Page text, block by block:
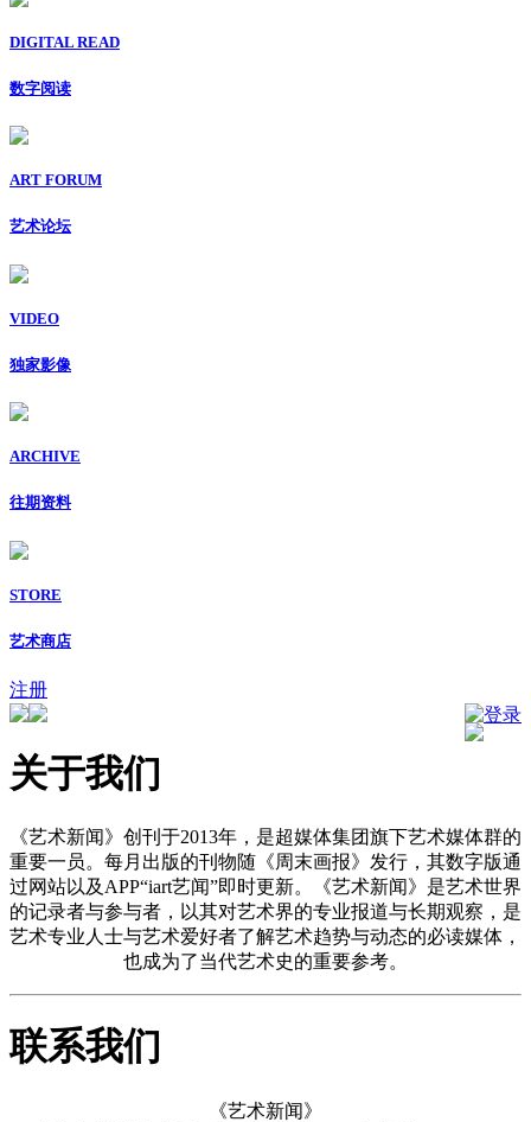
DIGITAL READ
数字阅读
ART FORUM
艺术论坛
VIDEO
独家影像
ARCHIVE
往期资料
STORE
艺术商店
注册
登录
关于我们
《艺术新闻》创刊于2013年，是超媒体集团旗下艺术媒体群的
重要一员。每月出版的刊物随《周末画报》发行，其数字版通
过网站以及APP“iart艺闻”即时更新。《艺术新闻》是艺术世界
的记录者与参与者，以其对艺术界的专业报道与长期观察，是
艺术专业人士与艺术爱好者了解艺术趋势与动态的必读媒体，
也成为了当代艺术史的重要参考。
联系我们
《艺术新闻》